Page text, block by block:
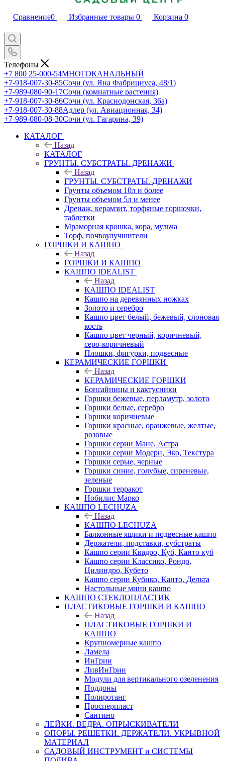
Сравнение0 Избранные товары 0 Корзина 0
Телефоны
+7 800 25-000-54МНОГОКАНАЛЬНЫЙ
+7-918-007-30-85Сочи (ул. Яна Фабрициуса, 48/1)
+7-989-080-90-17Сочи (комнатные растения)
+7-918-007-30-86Сочи (ул. Краснодонская, 36а)
+7-918-007-30-88Адлер (ул. Авиационная, 34)
+7-989-080-08-30Сочи (ул. Гагарина, 39)
КАТАЛОГ
Назад
КАТАЛОГ
ГРУНТЫ. СУБСТРАТЫ. ДРЕНАЖИ
Назад
ГРУНТЫ. СУБСТРАТЫ. ДРЕНАЖИ
Грунты объемом 10л и более
Грунты объемом 5л и менее
Дренаж, керамзит, торфяные горшочки,
таблетки
Мраморная крошка, кора, мульча
Торф, почвоулучшители
ГОРШКИ И КАШПО
Назад
ГОРШКИ И КАШПО
КАШПО IDEALIST
Назад
КАШПО IDEALIST
Кашпо на деревянных ножках
Золото и серебро
Кашпо цвет белый, бежевый, слоновая
кость
Кашпо цвет черный, коричневый,
серо-коричневый
Плошки, фигурки, подвесные
КЕРАМИЧЕСКИЕ ГОРШКИ
Назад
КЕРАМИЧЕСКИЕ ГОРШКИ
Бонсайницы и кактусники
Горшки бежевые, перламутр, золото
Горшки белые, серебро
Горшки коричневые
Горшки красные, оранжевые, желтые,
розовые
Горшки серии Мане, Астра
Горшки серии Модерн, Эко, Текстура
Горшки серые, черные
Горшки синие, голубые, сиреневые,
зеленые
Горшки терракот
Нобилис Марко
КАШПО LECHUZA
Назад
КАШПО LECHUZA
Балконные ящики и подвесные кашпо
Держатели, подставки, субстраты
Кашпо серии Квадро, Куб, Канто куб
Кашпо серии Классико, Рондо,
Цилиндро, Кубето
Кашпо серии Кубико, Канто, Дельта
Настольные мини кашпо
КАШПО СТЕКЛОПЛАСТИК
ПЛАСТИКОВЫЕ ГОРШКИ И КАШПО
Назад
ПЛАСТИКОВЫЕ ГОРШКИ И
КАШПО
Крупномерные кашпо
Ламела
ИнГрин
ЛивИнГрин
Модули для вертикального озеленения
Поддоны
Полиротанг
Просперпласт
Сантино
ЛЕЙКИ. ВЕДРА. ОПРЫСКИВАТЕЛИ
ОПОРЫ. РЕШЕТКИ. ДЕРЖАТЕЛИ. УКРЫВНОЙ
МАТЕРИАЛ
САДОВЫЙ ИНСТРУМЕНТ и СИСТЕМЫ